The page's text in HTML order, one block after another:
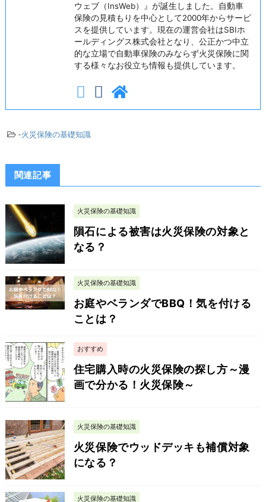
ウェブ（InsWeb）』が誕生しました。自動車
保険の見積もりを中心として2000年からサービ
スを提供しています。現在の運営会社はSBIホ
ールディングス株式会社となり、公正かつ中立
的な立場で自動車保険のみならず火災保険に関
する様々なお役立ち情報も提供しています。
-火災保険の基礎知識
関連記事
火災保険の基礎知識
隕石による被害は火災保険の対象と
なる？
火災保険の基礎知識
お庭やベランダでBBQ！気を付ける
ことは？
おすすめ
住宅購入時の火災保険の探し方～漫
画で分かる！火災保険～
火災保険の基礎知識
火災保険でウッドデッキも補償対象
になる？
火災保険の基礎知識